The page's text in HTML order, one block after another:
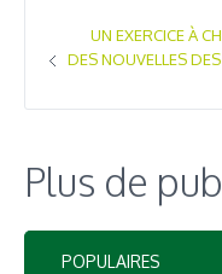
UN EXERCICE À
DES NOUVELLES
Plus de
POPULAIRES